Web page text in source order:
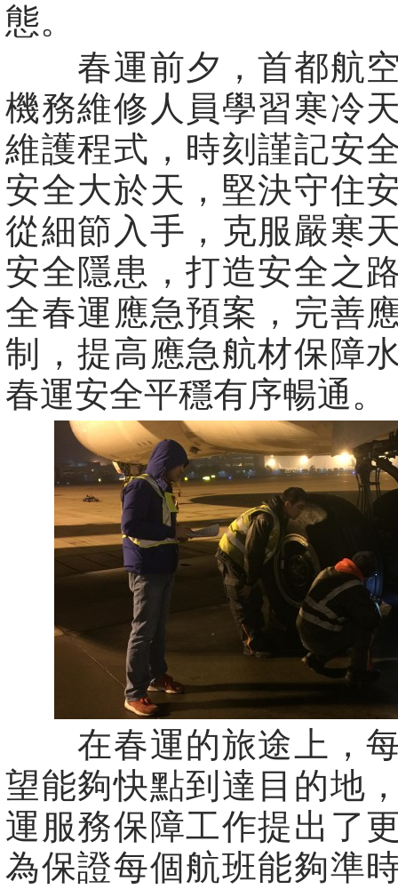
態。
春運前夕，首都航空
機務維修人員學習寒冷
維護程式，時刻謹記安
安全大於天，堅決守住
從細節入手，克服嚴寒
安全隱患，打造安全之
全春運應急預案，完善
制，提高應急航材保障
春運安全平穩有序暢通。
在春運的旅途上，每
望能夠快點到達目的地
運服務保障工作提出了
為保證每個航班能夠準